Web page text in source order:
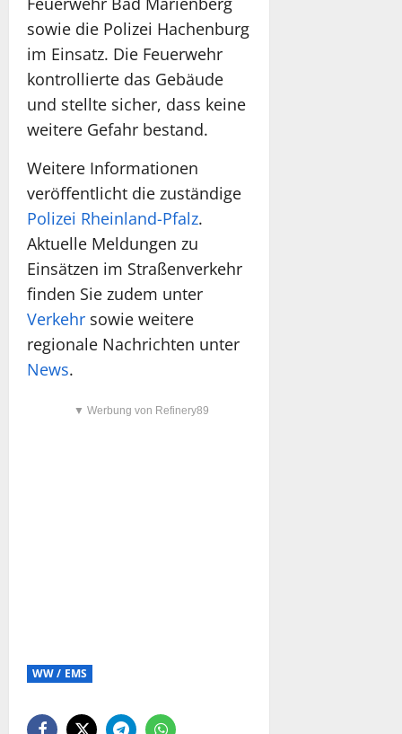
sowie die Polizei Hachenburg
im Einsatz. Die Feuerwehr
kontrollierte das Gebäude
und stellte sicher, dass keine
weitere Gefahr bestand.
Weitere Informationen
veröffentlicht die zuständige
Polizei Rheinland-Pfalz.
Aktuelle Meldungen zu
Einsätzen im Straßenverkehr
finden Sie zudem unter
Verkehr sowie weitere
regionale Nachrichten unter
News.
▼ Werbung von Refinery89
WW / EMS